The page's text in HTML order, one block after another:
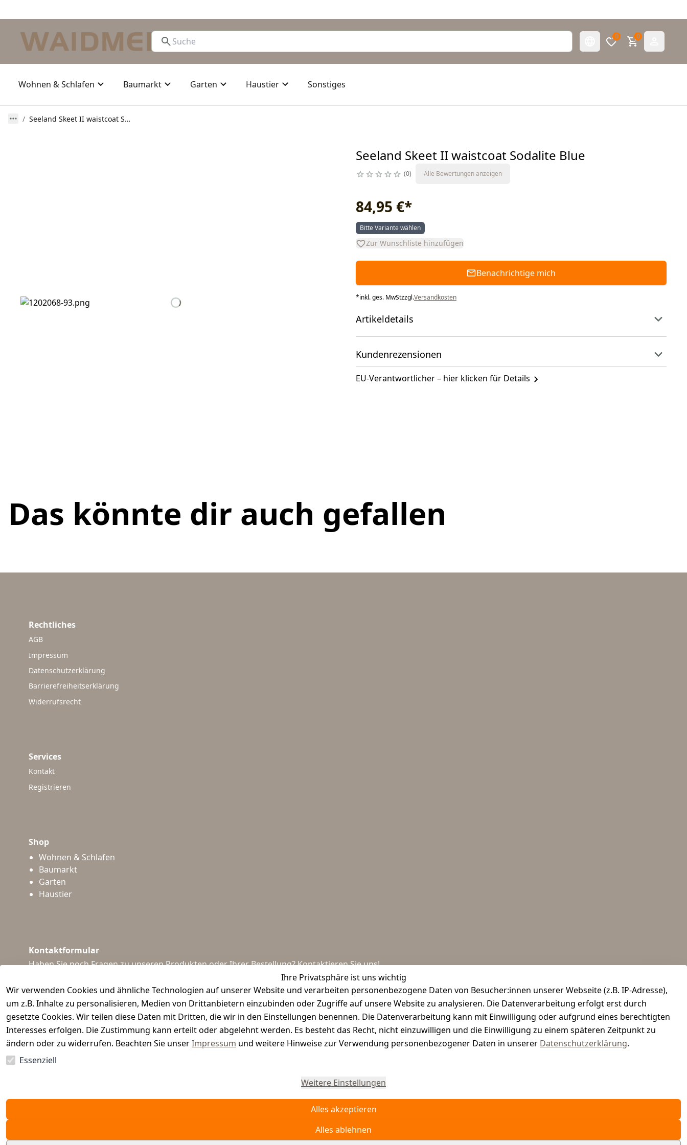
0 0
Wohnen & Schlafen Baumarkt Garten Haustier Sonstiges
Seeland Skeet II waistcoat Sodalite Blue
Seeland Skeet II waistcoat Sodalite Blue
0 Alle Bewertungen anzeigen
84,95 €*
Bitte Variante wählen
Zur Wunschliste hinzufügen
Benachrichtige mich
*inkl. ges. MwStzzgl.Versandkosten
Artikeldetails
Kundenrezensionen
EU-Verantwortlicher – hier klicken für Details
Das könnte dir auch gefallen
Ihre Privatsphäre ist uns wichtig
Wir verwenden Cookies und ähnliche Technologien auf unserer Website und verarbeiten personenbezogene Daten von Besucher:innen unserer Webseite (z.B. IP-Adresse),
um z.B. Inhalte zu personalisieren, Medien von Drittanbietern einzubinden oder Zugriffe auf unsere Website zu analysieren. Die Datenverarbeitung erfolgt erst durch
gesetzte Cookies. Wir teilen diese Daten mit Dritten, die wir in den Einstellungen benennen. Die Datenverarbeitung kann mit Einwilligung oder aufgrund eines berechtigten
Interesses erfolgen. Die Zustimmung kann erteilt oder abgelehnt werden. Es besteht das Recht, nicht einzuwilligen und die Einwilligung zu einem späteren Zeitpunkt zu
ändern oder zu widerrufen. Beachten Sie unserImpressum und weitere Hinweise zur Verwendung personenbezogener Daten in unserer Datenschutzerklärung.
Essenziell
Weitere Einstellungen
Alles akzeptieren
Alles ablehnen
Rechtliches
AGB
Impressum
Datenschutzerklärung
Barrierefreiheitserklärung
Widerrufsrecht
Services
Kontakt
Registrieren
Shop
Wohnen & Schlafen
Baumarkt
Garten
Haustier
Kontaktformular
Haben Sie noch Fragen zu unseren Produkten oder Ihrer Bestellung? Kontaktieren Sie uns!
support@waidmeister.de